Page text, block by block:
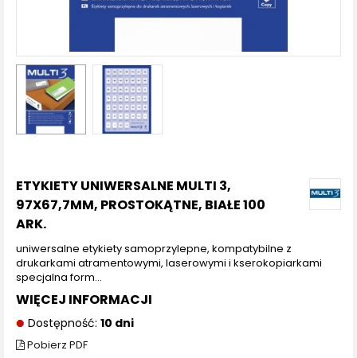
ETYKIETY UNIWERSALNE MULTI 3,
97X67,7MM, PROSTOKĄTNE, BIAŁE 100
ARK.
uniwersalne etykiety samoprzylepne, kompatybilne z
drukarkami atramentowymi, laserowymi i kserokopiarkami
specjalna form...
WIĘCEJ INFORMACJI
Dostępność: 10 dni
Pobierz PDF